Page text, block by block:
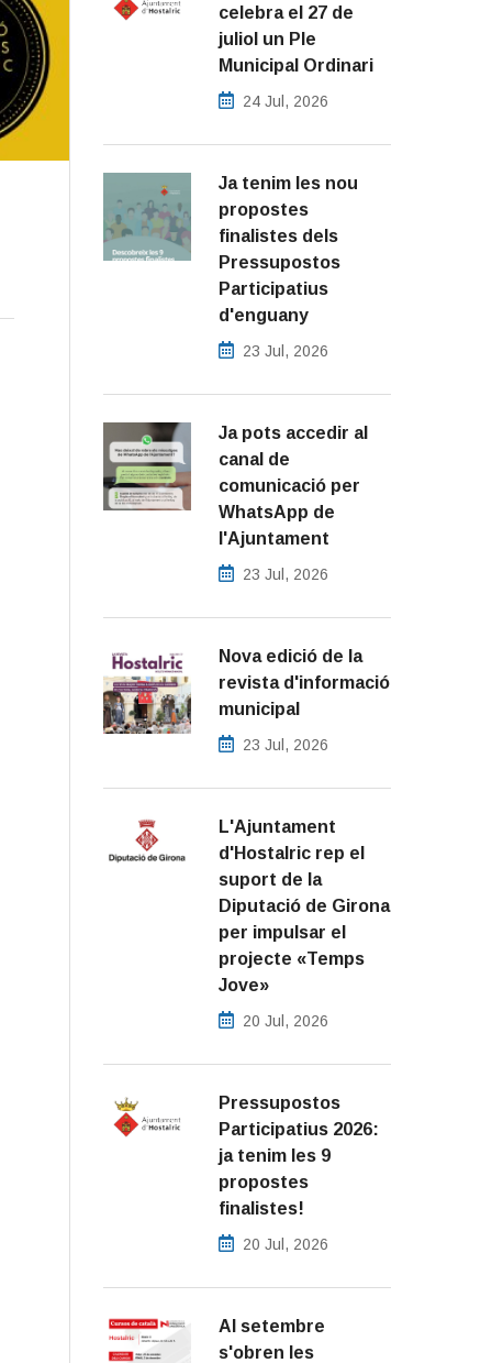
celebra el 27 de
juliol un Ple
Municipal Ordinari
24 Jul, 2026
Ja tenim les nou
propostes
finalistes dels
Pressupostos
Participatius
d'enguany
23 Jul, 2026
Ja pots accedir al
canal de
comunicació per
WhatsApp de
l'Ajuntament
23 Jul, 2026
Nova edició de la
revista d'informació
municipal
23 Jul, 2026
L'Ajuntament
d'Hostalric rep el
suport de la
Diputació de Girona
per impulsar el
projecte «Temps
Jove»
20 Jul, 2026
Pressupostos
Participatius 2026:
ja tenim les 9
propostes
finalistes!
20 Jul, 2026
Al setembre
s'obren les